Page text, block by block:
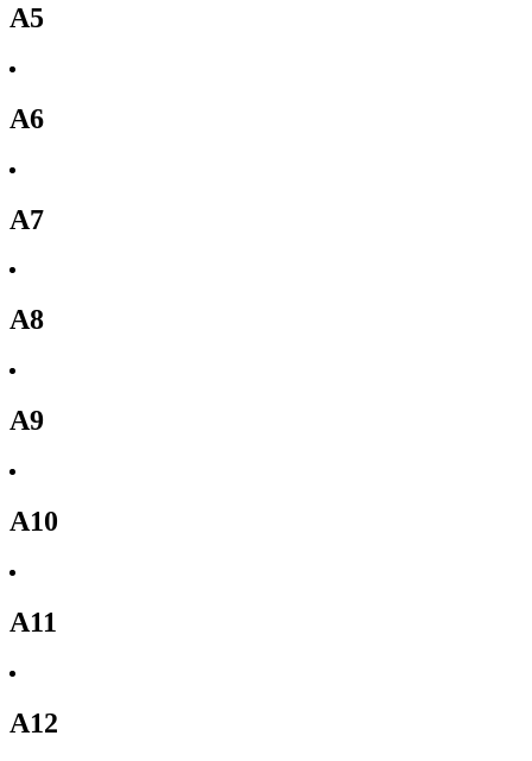
A5
A6
A7
A8
A9
A10
A11
A12